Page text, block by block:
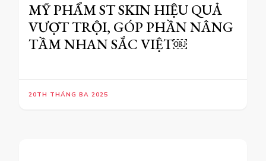
MỸ PHẨM ST SKIN HIỆU QUẢ
VƯỢT TRỘI, GÓP PHẦN NÂNG
TẦM NHAN SẮC VIỆT￼
20TH THÁNG BA 2025